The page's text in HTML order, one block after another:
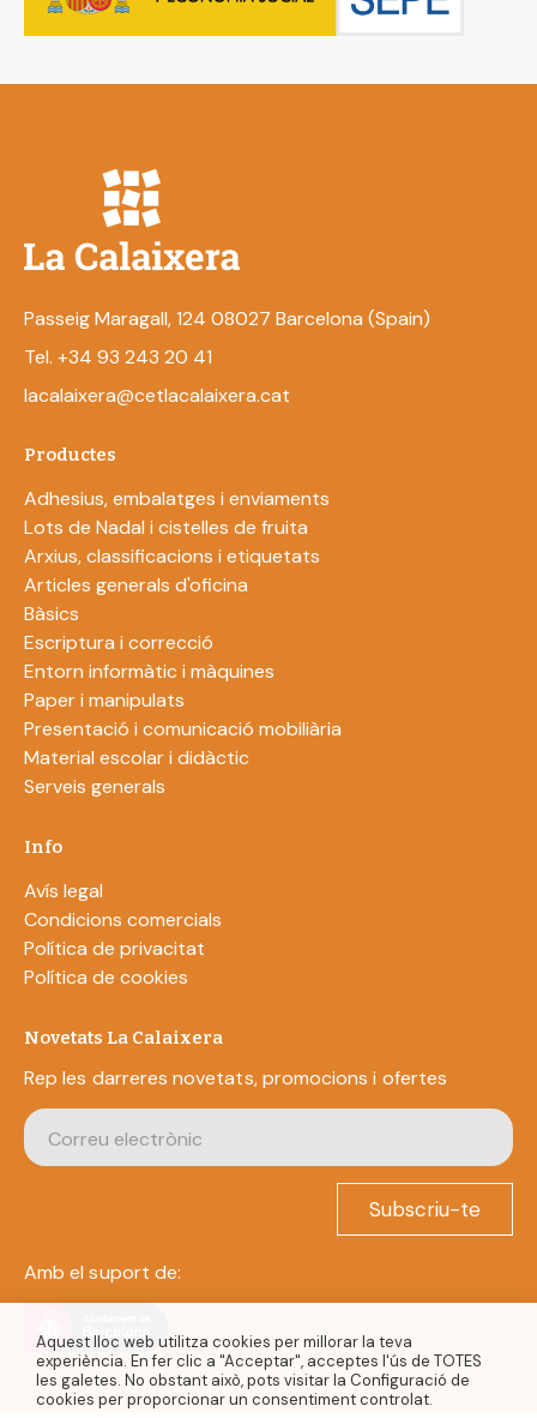
Passeig Maragall, 124 08027 Barcelona (Spain)
Tel. +34 93 243 20 41
lacalaixera@cetlacalaixera.cat
Productes
Adhesius, embalatges i enviaments
Lots de Nadal i cistelles de fruita
Arxius, classificacions i etiquetats
Articles generals d'oficina
Bàsics
Escriptura i correcció
Entorn informàtic i màquines
Paper i manipulats
Presentació i comunicació mobiliària
Material escolar i didàctic
Serveis generals
Info
Avís legal
Condicions comercials
Política de privacitat
Política de cookies
Novetats La Calaixera
Rep les darreres novetats, promocions i ofertes
Subscriu-te
Amb el suport de:
Aquest lloc web utilitza cookies per millorar la teva
experiència. En fer clic a "Acceptar", acceptes l'ús de TOTES
les galetes. No obstant això, pots visitar la Configuració de
cookies per proporcionar un consentiment controlat.